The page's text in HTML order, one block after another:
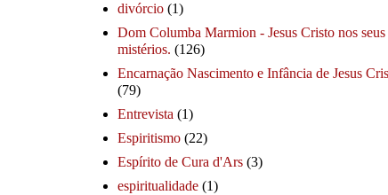
divórcio (1)
Dom Columba Marmion - Jesus Cristo nos seus
mistérios. (126)
Encarnação Nascimento e Infância de Jesus
(79)
Entrevista (1)
Espiritismo (22)
Espírito de Cura d'Ars (3)
espiritualidade (1)